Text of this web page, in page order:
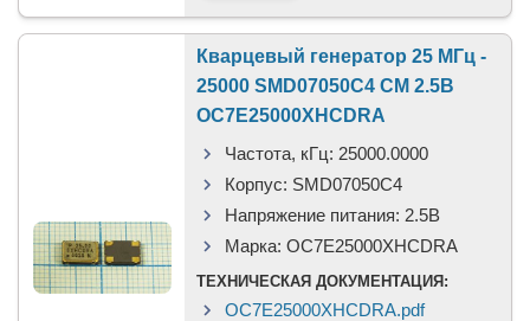
Кварцевый генератор 25 МГц -
25000 SMD07050C4 CM 2.5В
OC7E25000XHCDRA
Частота, кГц: 25000.0000
Корпус: SMD07050C4
Напряжение питания: 2.5В
Марка: OC7E25000XHCDRA
ТЕХНИЧЕСКАЯ ДОКУМЕНТАЦИЯ:
OC7E25000XHCDRA.pdf